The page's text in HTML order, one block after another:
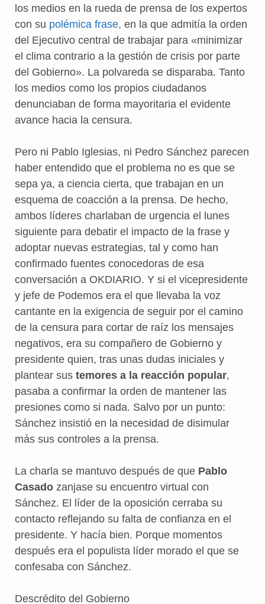
los medios en la rueda de prensa de los expertos
con su polémica frase, en la que admitía la orden
del Ejecutivo central de trabajar para «minimizar
el clima contrario a la gestión de crisis por parte
del Gobierno». La polvareda se disparaba. Tanto
los medios como los propios ciudadanos
denunciaban de forma mayoritaria el evidente
avance hacia la censura.
Pero ni Pablo Iglesias, ni Pedro Sánchez parecen
haber entendido que el problema no es que se
sepa ya, a ciencia cierta, que trabajan en un
esquema de coacción a la prensa. De hecho,
ambos líderes charlaban de urgencia el lunes
siguiente para debatir el impacto de la frase y
adoptar nuevas estrategias, tal y como han
confirmado fuentes conocedoras de esa
conversación a OKDIARIO. Y si el vicepresidente
y jefe de Podemos era el que llevaba la voz
cantante en la exigencia de seguir por el camino
de la censura para cortar de raíz los mensajes
negativos, era su compañero de Gobierno y
presidente quien, tras unas dudas iniciales y
plantear sus temores a la reacción popular,
pasaba a confirmar la orden de mantener las
presiones como si nada. Salvo por un punto:
Sánchez insistió en la necesidad de disimular
más sus controles a la prensa.
La charla se mantuvo después de que Pablo
Casado zanjase su encuentro virtual con
Sánchez. El líder de la oposición cerraba su
contacto reflejando su falta de confianza en el
presidente. Y hacía bien. Porque momentos
después era el populista líder morado el que se
confesaba con Sánchez.
Descrédito del Gobierno